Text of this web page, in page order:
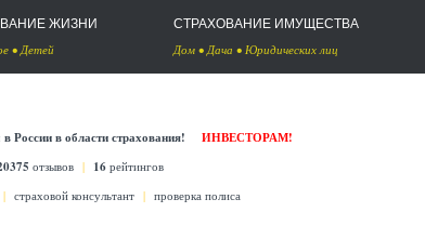
ЖИЗНИ
•Детей
СТРАХОВАНИЕ ИМУЩЕСТВА
Дом •Дача • Юридических лиц
России в области страхования!
ИНВЕСТОРАМ!
отзывов | 16 рейтингов
| страховой консультант | проверка полиса